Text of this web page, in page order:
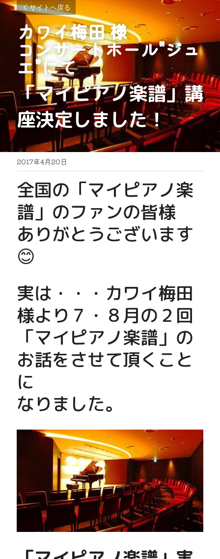
サイトへ戻る
カワイ梅田 様
コンサートホール"ジュ
エ"にて
「マイピアノ楽譜」講
座決定しました！
2017年4月20日
全国の「マイピアノ楽
譜」のファンの皆様
ありがとうございます
😊
実は・・・カワイ梅田
様より７・８月の２回
「マイピアノ楽譜」の
お話をさせて頂くこと
に
なりました。